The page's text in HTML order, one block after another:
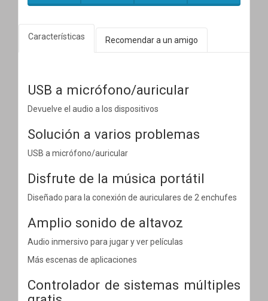
Características Recomendar a un amigo
USB a micrófono/auricular
Devuelve el audio a los dispositivos
Solución a varios problemas
USB a micrófono/auricular
Disfrute de la música portátil
Diseñado para la conexión de auriculares de 2 enchufes
Amplio sonido de altavoz
Audio inmersivo para jugar y ver películas
Más escenas de aplicaciones
Controlador de sistemas múltiples